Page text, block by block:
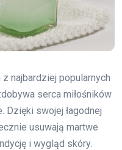
najbardziej popularnych
serca miłośników
Dzięki swojej łagodnej
usuwają martwe
i wygląd skóry.